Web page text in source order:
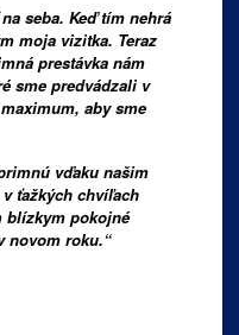
seba. Keď tím nehrá
moja vizitka. Teraz
prestávka nám
sme predvádzali v
aby sme
vďaku našim
ťažkých chvíľach
blízkym pokojné
novom roku.“